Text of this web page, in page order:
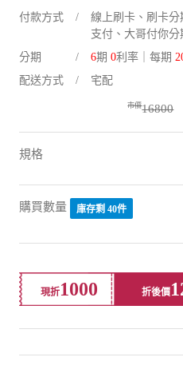
付款方式
線上刷卡、刷卡
支付、大哥付你分
分期
6期 0利率｜每期
配送方式
宅配
16800
規格
購買數量 庫存剩 40件
現折1000 折後價